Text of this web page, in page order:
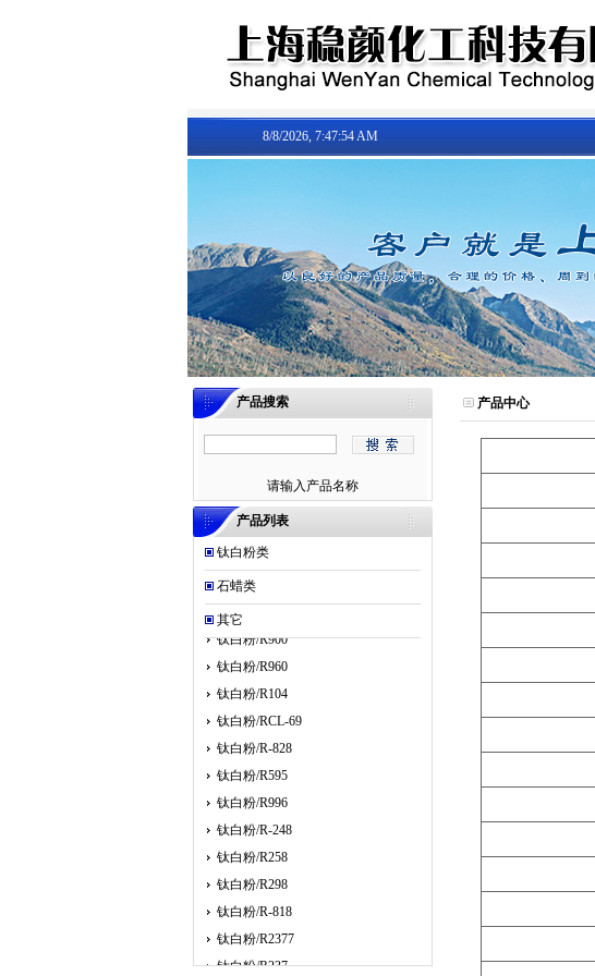
8/8/2026, 7:47:54 AM
产品搜索
请输入产品名称
产品列表
钛白粉类
石蜡类
其它
钛白粉/R902+
钛白粉/R706
钛白粉/R105
钛白粉/R900
钛白粉/R960
钛白粉/R104
钛白粉/RCL-69
钛白粉/R-828
钛白粉/R595
钛白粉/R996
钛白粉/R-248
钛白粉/R258
钛白粉/R298
钛白粉/R-818
钛白粉/R2377
钛白粉/R237
产品中心